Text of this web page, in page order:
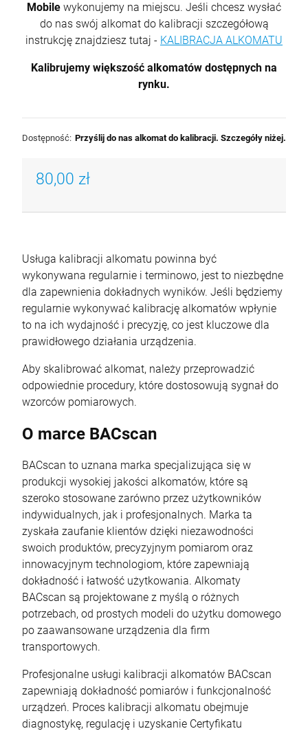
Mobile wykonujemy na miejscu. Jeśli chcesz wysłać
do nas swój alkomat do kalibracji szczegółową
instrukcję znajdziesz tutaj - KALIBRACJA ALKOMATU
Kalibrujemy większość alkomatów dostępnych na
rynku.
Dostępność: Przyślij do nas alkomat do kalibracji. Szczegóły niżej.
80,00 zł
Usługa kalibracji alkomatu powinna być
wykonywana regularnie i terminowo, jest to niezbędne
dla zapewnienia dokładnych wyników. Jeśli będziemy
regularnie wykonywać kalibrację alkomatów wpłynie
to na ich wydajność i precyzję, co jest kluczowe dla
prawidłowego działania urządzenia.
Aby skalibrować alkomat, należy przeprowadzić
odpowiednie procedury, które dostosowują sygnał do
wzorców pomiarowych.
O marce BACscan
BACscan to uznana marka specjalizująca się w
produkcji wysokiej jakości alkomatów, które są
szeroko stosowane zarówno przez użytkowników
indywidualnych, jak i profesjonalnych. Marka ta
zyskała zaufanie klientów dzięki niezawodności
swoich produktów, precyzyjnym pomiarom oraz
innowacyjnym technologiom, które zapewniają
dokładność i łatwość użytkowania. Alkomaty
BACscan są projektowane z myślą o różnych
potrzebach, od prostych modeli do użytku domowego
po zaawansowane urządzenia dla firm
transportowych.
Profesjonalne usługi kalibracji alkomatów BACscan
zapewniają dokładność pomiarów i funkcjonalność
urządzeń. Proces kalibracji alkomatu obejmuje
diagnostykę, regulację i uzyskanie Certyfikatu